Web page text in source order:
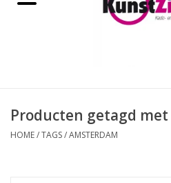
Wonen & Lifestyle
Tassen & Portemonnees
Producten getagd
HOME/TAGS/AMSTERDAM